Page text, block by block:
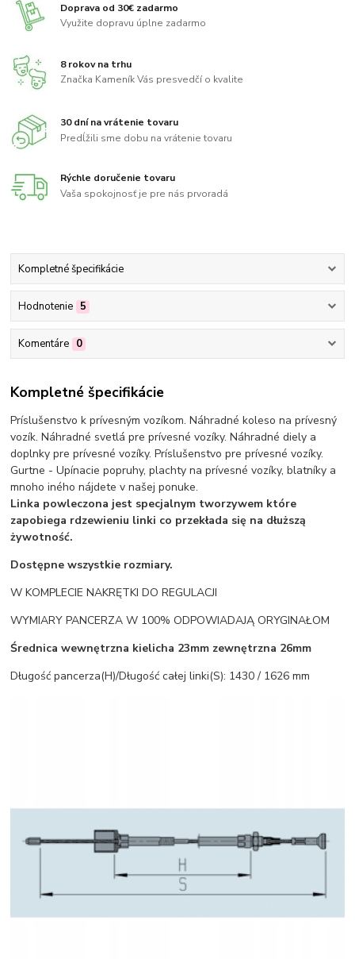
Doprava od 30€ zadarmo
Využite dopravu úplne zadarmo
8 rokov na trhu
Značka Kameník Vás presvedčí o kvalite
30 dní na vrátenie tovaru
Predĺžili sme dobu na vrátenie tovaru
Rýchle doručenie tovaru
Vaša spokojnosť je pre nás prvoradá
Kompletné špecifikácie
Hodnotenie 5
Komentáre 0
Kompletné špecifikácie
Príslušenstvo k prívesným vozíkom. Náhradné koleso na prívesný
vozík. Náhradné svetlá pre prívesné vozíky. Náhradné diely a
doplnky pre prívesné vozíky. Príslušenstvo pre prívesné vozíky.
Gurtne - Upínacie popruhy, plachty na prívesné vozíky, blatníky a
mnoho iného nájdete v našej ponuke.
Linka powleczona jest specjalnym tworzywem które
zapobiega rdzewieniu linki co przekłada się na dłuższą
żywotność.
Dostępne wszystkie rozmiary.
W KOMPLECIE NAKRĘTKI DO REGULACJI
WYMIARY PANCERZA W 100% ODPOWIADAJĄ ORYGINAŁOM
Średnica wewnętrzna kielicha 23mm zewnętrzna 26mm
Długość pancerza(H)/Długość całej linki(S): 1430 / 1626 mm